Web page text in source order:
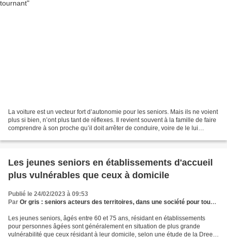
La voiture est un vecteur fort d’autonomie pour les seniors. Mais ils ne voient
plus si bien, n’ont plus tant de réflexes. Il revient souvent à la famille de faire
comprendre à son proche qu’il doit arrêter de conduire, voire de le lui
Les jeunes seniors en établissements d'accueil
plus vulnérables que ceux à domicile
Publié le 24/02/2023 à 09:53
Par Or gris : seniors acteurs des territoires, dans une société pour tous les âges
Les jeunes seniors, âgés entre 60 et 75 ans, résidant en établissements
pour personnes âgées sont généralement en situation de plus grande
vulnérabilité que ceux résidant à leur domicile, selon une étude de la Drees